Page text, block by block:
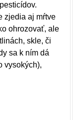
zjedia aj mŕtve
ohrozovať, ale
skle, či
sa k ním dá
vysokých),